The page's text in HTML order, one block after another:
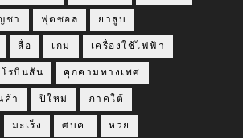
ชา ฟุตซอล ยาสูบ
สื่อ เกม เครื่องใช้ไฟฟ้า
โรบินสัน คุกคามทางเพศ
ค้า ปีใหม่ ภาคใต้
มะเร็ง ศบค. หวย